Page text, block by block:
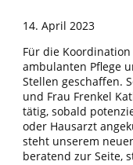
14. April 2023
Für die
ambulanten Pflege
Stellen geschaffen.
und Frau Frenkel
tätig, sobald
oder Hausarzt
steht unserem
beratend zur Seite,